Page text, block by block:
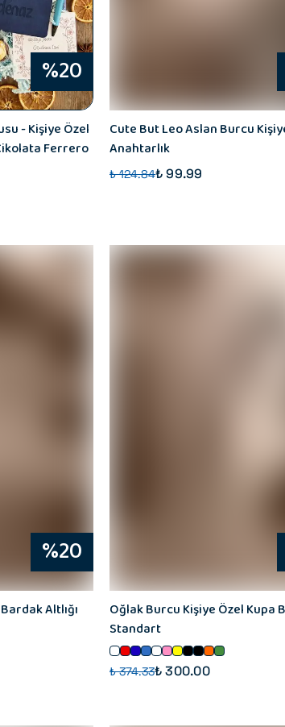
%20
- Kişiye Özel
Ferrero
Cute But Leo Aslan Burcu
Anahtarlık
₺ 124.84₺ 99.99
%20
Altlığı
Oğlak Burcu Kişiye Özel Kupa
Standart
₺ 374.33₺ 300.00